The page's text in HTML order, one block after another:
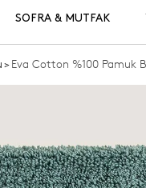
SOFRA & MUTFAK
>Eva Cotton %100 Pamuk